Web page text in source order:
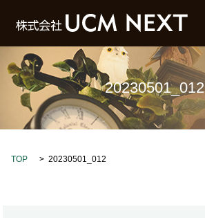
20230501_012
TOP 20230501_012